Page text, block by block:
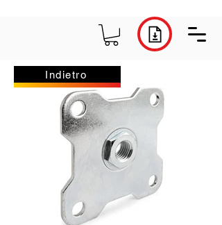
Indietro